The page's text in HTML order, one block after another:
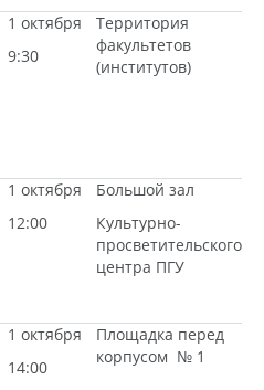
1 октября
9:30
Территория
факультетов
(институтов)
1 октября
12:00
Большой зал
Культурно-
просветительского
центра ПГУ
1 октября
14:00
Площадка перед
корпусом № 1